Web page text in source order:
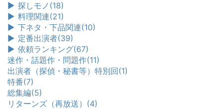
► 探しモノ (18)
► 料理関連(21)
► 下ネタ・下品関連(10)
► 定番出演者(39)
► 依頼ランキング(67)
迷作・話題作・問題作(11)
出演者（探偵・秘書等）特別回(1)
特番(7)
総集編(5)
リターンズ（再放送） (4)